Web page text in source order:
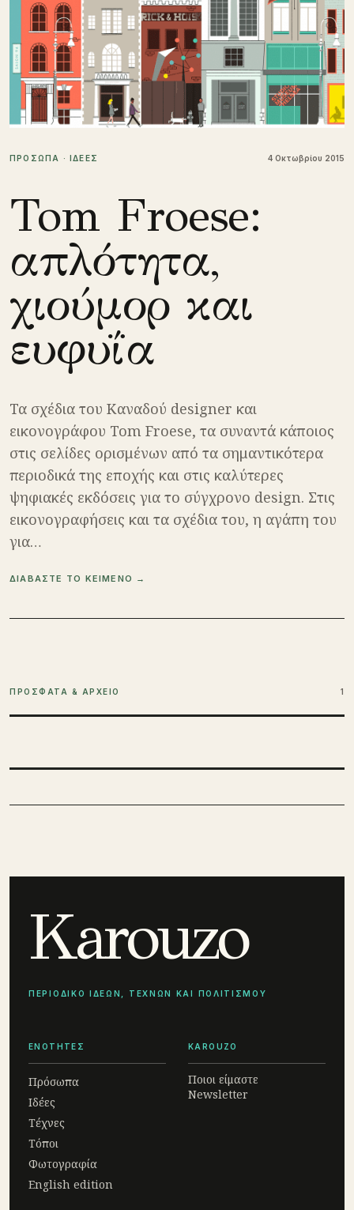
ΠΡΟΣΩΠΑ · ΙΔΕΕΣ 4 Οκτωβρίου 2015
Tom Froese:
απλότητα,
χιούμορ και
ευφυΐα
Τα σχέδια του Καναδού designer και
εικονογράφου Tom Froese, τα συναντά κάποιος
στις σελίδες ορισμένων από τα σημαντικότερα
περιοδικά της εποχής και στις καλύτερες
ψηφιακές εκδόσεις για το σύγχρονο design. Στις
εικονογραφήσεις και τα σχέδια του, η αγάπη του
για…
ΔΙΑΒΑΣΤΕ ΤΟ ΚΕΙΜΕΝΟ →
ΠΡΟΣΦΑΤΑ & ΑΡΧΕΙΟ 1
Karouzo
ΠΕΡΙΟΔΙΚΟ ΙΔΕΩΝ, ΤΕΧΝΩΝ ΚΑΙ ΠΟΛΙΤΙΣΜΟΥ
ΕΝΟΤΗΤΕΣ
Πρόσωπα
Ιδέες
Τέχνες
Τόποι
Φωτογραφία
English edition
KAROUZO
Ποιοι είμαστε
Newsletter